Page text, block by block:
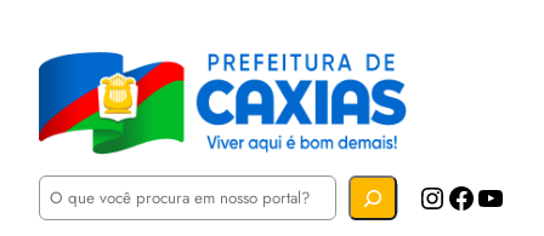
P
Instagram Facebook YouTube